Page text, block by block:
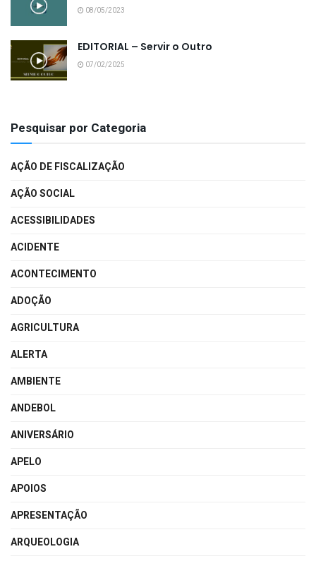
08/05/2023
EDITORIAL – Servir o Outro
07/02/2025
Pesquisar por Categoria
AÇÃO DE FISCALIZAÇÃO
AÇÃO SOCIAL
ACESSIBILIDADES
ACIDENTE
ACONTECIMENTO
ADOÇÃO
AGRICULTURA
ALERTA
AMBIENTE
ANDEBOL
ANIVERSÁRIO
APELO
APOIOS
APRESENTAÇÃO
ARQUEOLOGIA